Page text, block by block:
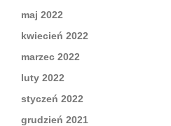
maj 2022
kwiecień 2022
marzec 2022
luty 2022
styczeń 2022
grudzień 2021